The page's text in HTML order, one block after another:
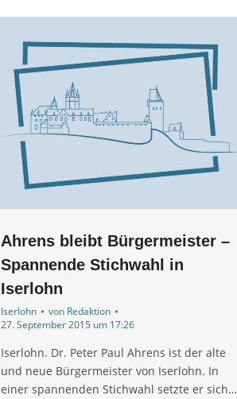
Ahrens bleibt Bürgermeister –
Spannende Stichwahl in
Iserlohn
Iserlohn von Redaktion
27. September 2015 um 17:26
Iserlohn. Dr. Peter Paul Ahrens ist der alte
und neue Bürgermeister von Iserlohn. In
einer spannenden Stichwahl setzte er sich…